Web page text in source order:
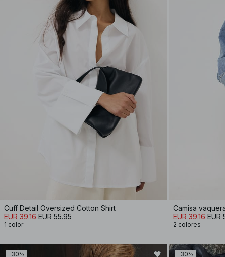
Cuff Detail Oversized Cotton Shirt
EUR 39.16 EUR 55.95
1 color
Camisa
EUR 39.16 EUR
2 colores
-30% -30%